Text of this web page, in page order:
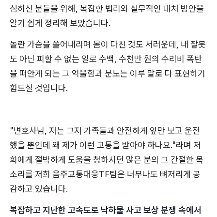
심하신 분들을 위해, 복잡한 법리와 실무적인 대처 방안을
알기 쉽게 정리해 보았습니다.
놀란 가슴을 쓸어내리며 몸이 다친 것도 서러운데, 내 잘못
도 아닌 피할 수 없는 일로 수백, 수천만 원의 수리비 폭탄
을 떠안게 되는 그 억울함과 분노는 이루 말로 다 표현하기
힘드실 것입니다.
"변호사님, 저는 그저 가족들과 안전하게 앞만 보고 운전
했을 뿐인데 왜 제가 이런 고통을 받아야 하나요."라며 저
희에게 절박하게 도움을 청하시던 많은 분의 그 간절한 목
소리를 저희 음주교통대응TF팀은 너무나도 뼈저리게 공
감하고 있습니다.
복잡하고 지난한 고속도로 낙하물 사고 보상 분쟁 속에서